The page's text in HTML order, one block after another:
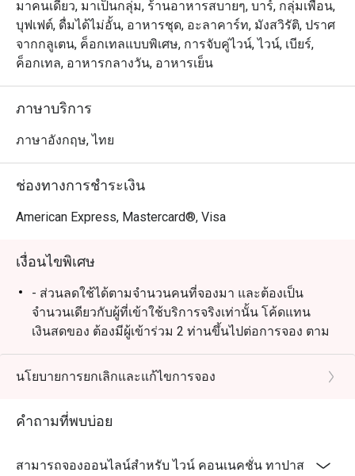
มาคนเดียว, มาเป็นกลุ่ม, ร้านอาหารสบายๆ, บาร์, กลุ่มเพื่อน,
บุฟเฟต์, ดื่มได้ไม่อั้น, อาหารชุด, อะลาคาร์ท, มังสวิรัติ, ปราศ
จากกลูเตน, ค็อกเทลแบบพิเศษ, การจับคู่ไวน์, ไวน์, เบียร์,
ค็อกเทล, อาหารกลางวัน, อาหารเย็น
ภาษาบริการ
ภาษาอังกฤษ, ไทย
ช่องทางการชำระเงิน
American Express, Mastercard®, Visa
เงื่อนไขพิเศษ
- ส่วนลดใช้ได้ตามจำนวนคนที่จองมา และต้องเป็น
จำนวนเดียวกับผู้ที่เข้าใช้บริการจริงเท่านั้น โค้ดแทน
เงินสดของ ต้องมีผู้เข้าร่วม 2 ท่านขึ้นไปต่อการจอง ตาม
เงื่อนไขของ eatigo (ท่านไม่สามารถจองหลายการจอง
เพื่อใช้รหัสแทนเงินสดทุกการจอง และเข้ารับบริการด้วย
- โปรโมชั่นนี้ไม่สามารถใช้ได้กับเครื่องดื่มต่างๆหรือโปร
โมชั่นอื่น ๆ ของทางร้าน เช่น ชุดอาหารกลางวัน ชุด
ใช้ได้กับเมนู Alacart เท่านั้น และราคาทั้งหมดที่แสดงใน
นโยบายการยกเลิกและแก้ไขการจอง
คำถามที่พบบ่อย
สามารถจองออนไลน์สำหรับ ไวน์ คอนเนคชั่น ทาปาส